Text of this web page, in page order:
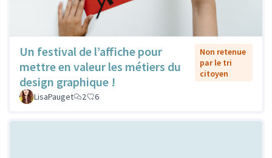
Un festival de l’affiche pour
mettre en valeur les métiers du
design graphique !
Non retenue
par le tri
citoyen
LisaPauget 2 6